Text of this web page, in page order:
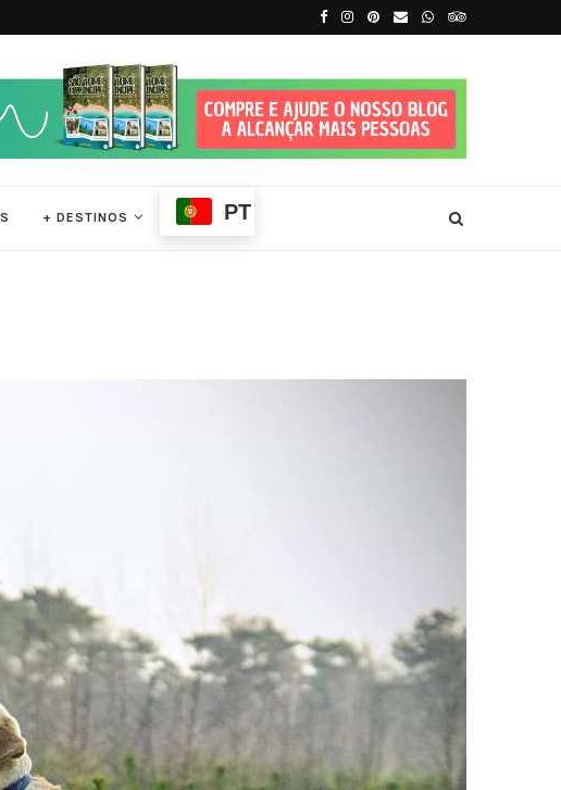
7 Dias em São Tomé e Príncipe
+ DESTINOS PT